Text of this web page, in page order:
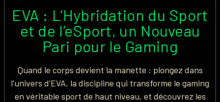
EVA : L’Hybridation du Sport
et de l’eSport, un Nouveau
Pari pour le Gaming
Quand le corps devient la manette : plongez dans
l'univers d'EVA, la discipline qui transforme le gaming
en véritable sport de haut niveau, et découvrez les